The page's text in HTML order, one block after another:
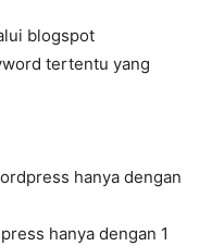
blogspot
tertentu yang
hanya dengan
hanya dengan 1